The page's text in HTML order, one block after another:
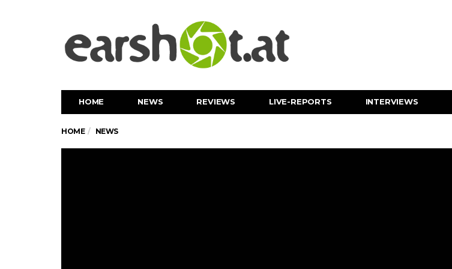
HOME NEWS REVIEWS LIVE-REPORTS INTERVIEWS
HOME NEWS